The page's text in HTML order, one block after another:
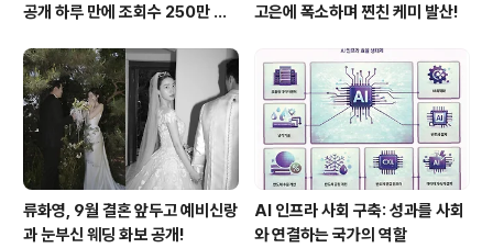
공개 하루 만에 조회수 250만 돌
고은에 폭소하며 찐친 케미 발산!
류화영, 9월 결혼 앞두고 예비신랑
과 눈부신 웨딩 화보 공개!
AI 인프라 사회 구축: 성과를 사회
와 연결하는 국가의 역할